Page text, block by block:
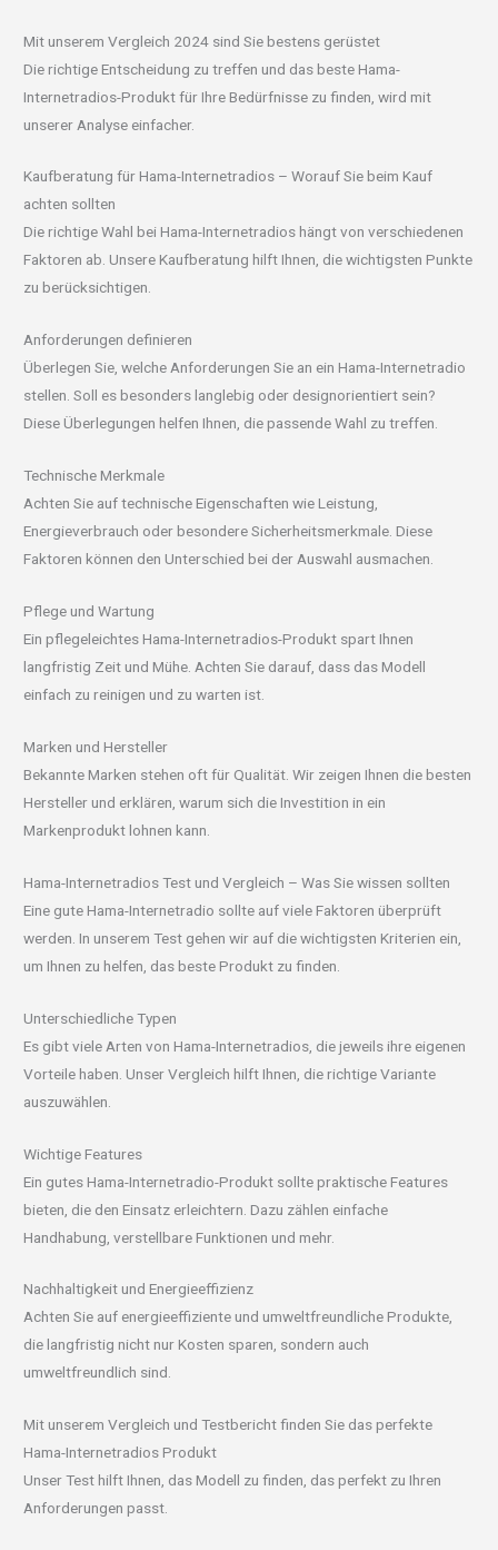
Mit unserem Vergleich 2024 sind Sie bestens gerüstet
Die richtige Entscheidung zu treffen und das beste Hama-
Internetradios-Produkt für Ihre Bedürfnisse zu finden, wird mit
unserer Analyse einfacher.
Kaufberatung für Hama-Internetradios – Worauf Sie beim Kauf
achten sollten
Die richtige Wahl bei Hama-Internetradios hängt von verschiedenen
Faktoren ab. Unsere Kaufberatung hilft Ihnen, die wichtigsten Punkte
zu berücksichtigen.
Anforderungen definieren
Überlegen Sie, welche Anforderungen Sie an ein Hama-Internetradio
stellen. Soll es besonders langlebig oder designorientiert sein?
Diese Überlegungen helfen Ihnen, die passende Wahl zu treffen.
Technische Merkmale
Achten Sie auf technische Eigenschaften wie Leistung,
Energieverbrauch oder besondere Sicherheitsmerkmale. Diese
Faktoren können den Unterschied bei der Auswahl ausmachen.
Pflege und Wartung
Ein pflegeleichtes Hama-Internetradios-Produkt spart Ihnen
langfristig Zeit und Mühe. Achten Sie darauf, dass das Modell
einfach zu reinigen und zu warten ist.
Marken und Hersteller
Bekannte Marken stehen oft für Qualität. Wir zeigen Ihnen die besten
Hersteller und erklären, warum sich die Investition in ein
Markenprodukt lohnen kann.
Hama-Internetradios Test und Vergleich – Was Sie wissen sollten
Eine gute Hama-Internetradio sollte auf viele Faktoren überprüft
werden. In unserem Test gehen wir auf die wichtigsten Kriterien ein,
um Ihnen zu helfen, das beste Produkt zu finden.
Unterschiedliche Typen
Es gibt viele Arten von Hama-Internetradios, die jeweils ihre eigenen
Vorteile haben. Unser Vergleich hilft Ihnen, die richtige Variante
auszuwählen.
Wichtige Features
Ein gutes Hama-Internetradio-Produkt sollte praktische Features
bieten, die den Einsatz erleichtern. Dazu zählen einfache
Handhabung, verstellbare Funktionen und mehr.
Nachhaltigkeit und Energieeffizienz
Achten Sie auf energieeffiziente und umweltfreundliche Produkte,
die langfristig nicht nur Kosten sparen, sondern auch
umweltfreundlich sind.
Mit unserem Vergleich und Testbericht finden Sie das perfekte
Hama-Internetradios Produkt
Unser Test hilft Ihnen, das Modell zu finden, das perfekt zu Ihren
Anforderungen passt.